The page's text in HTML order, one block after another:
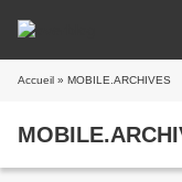
Accueil » MOBILE.ARCHIVES